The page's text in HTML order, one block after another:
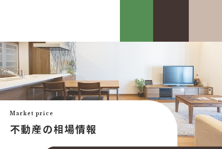
カスケって？
カスケホームグループ
買いたい
中古×RF(リノベ)
新築建売購入サポート
お客様の声
みんなの不動産小話
中古リフォーム事例
Market price
不動産の相場情報